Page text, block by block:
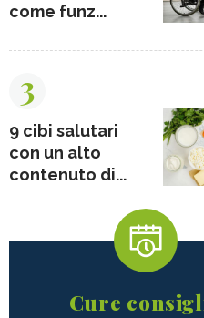
come funz...
3
9 cibi salutari
con un alto
contenuto di...
Cure